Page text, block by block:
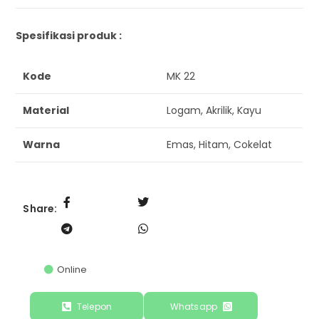
Spesifikasi produk :
Kode MK 22
Material Logam, Akrilik, Kayu
Warna Emas, Hitam, Cokelat
Share:
Online
Telepon Whatsapp